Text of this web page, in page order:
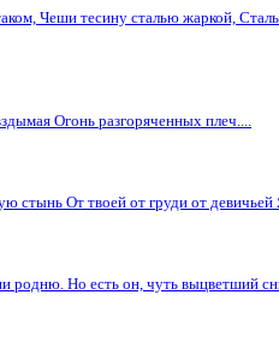
Чеши тесину сталью жаркой,
Огонь разгоряченных плеч....
стынь От твоей от груди от девичьей
родню. Но есть он, чуть выцветший